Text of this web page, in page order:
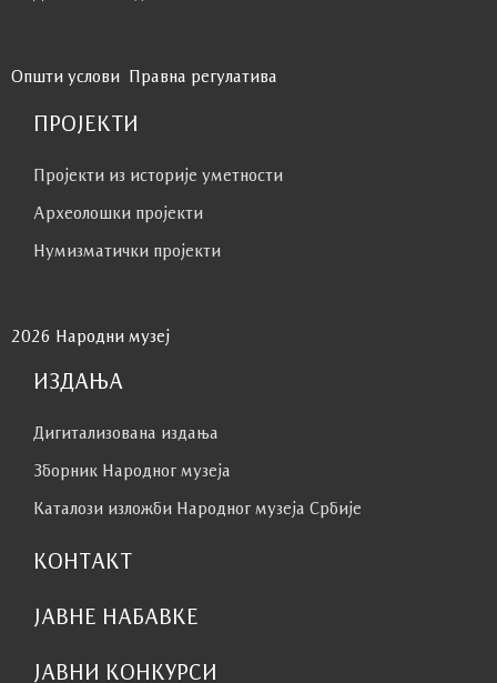
Општи услови Правна регулатива
ПРОЈЕКТИ
Пројекти из историје уметности
Археолошки пројекти
Нумизматички пројекти
2026 Народни музеј
ИЗДАЊА
Дигитализована издања
Зборник Народног музеја
Каталози изложби Народног музеја Србије
КОНТАКТ
ЈАВНЕ НАБАВКЕ
ЈАВНИ КОНКУРСИ